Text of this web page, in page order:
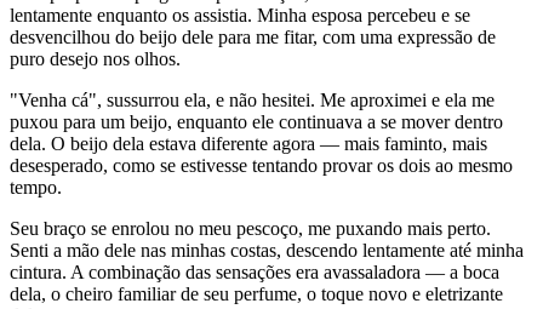
lentamente enquanto os assistia. Minha esposa percebeu e se
desvencilhou do beijo dele para me fitar, com uma expressão de
puro desejo nos olhos.
"Venha cá", sussurrou ela, e não hesitei. Me aproximei e ela me
puxou para um beijo, enquanto ele continuava a se mover dentro
dela. O beijo dela estava diferente agora — mais faminto, mais
desesperado, como se estivesse tentando provar os dois ao mesmo
tempo.
Seu braço se enrolou no meu pescoço, me puxando mais perto.
Senti a mão dele nas minhas costas, descendo lentamente até minha
cintura. A combinação das sensações era avassaladora — a boca
dela, o cheiro familiar de seu perfume, o toque novo e eletrizante